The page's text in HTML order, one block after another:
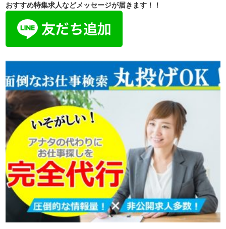
おすすめ特集求人などメッセージが届きます！！